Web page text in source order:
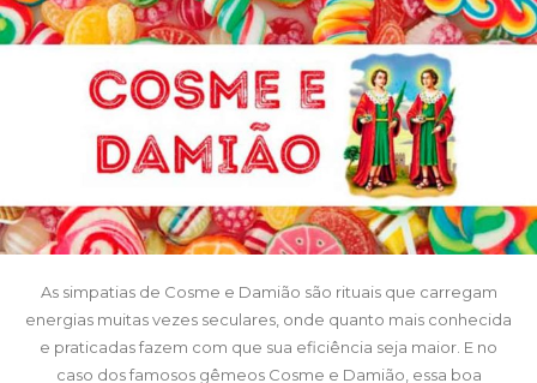
As simpatias de Cosme e Damião são rituais que carregam
energias muitas vezes seculares, onde quanto mais conhecida
e praticadas fazem com que sua eficiência seja maior. E no
caso dos famosos gêmeos Cosme e Damião, essa boa